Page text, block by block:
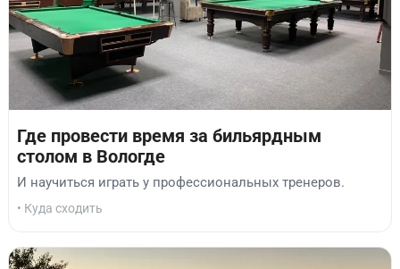
Где провести время за бильярдным
столом в Вологде
И научиться играть у профессиональных тренеров.
• Куда сходить